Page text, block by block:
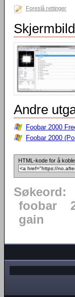
Foreslå rettinger
Andre
Foobar 2000
Foobar 2000
HTML-kode for å
Søkeord:
foobar
gain